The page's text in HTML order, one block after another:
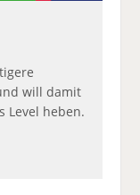
will damit
Level heben.